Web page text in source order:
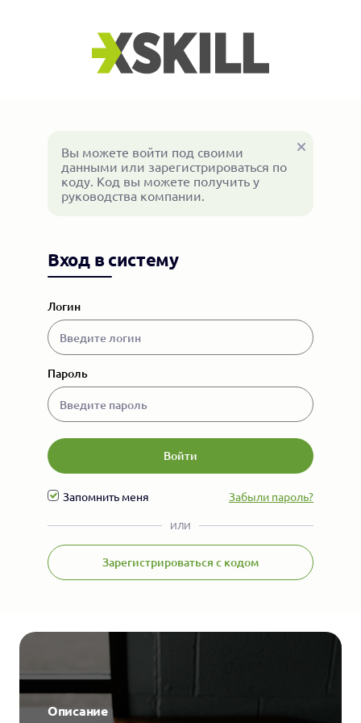
Вы можете войти под своими
данными или зарегистрироваться по
коду. Код вы можете получить у
руководства компании.
Вход в систему
Логин
Пароль
Войти
Запомнить меня Забыли пароль?
ИЛИ
Зарегистрироваться c кодом
Описание